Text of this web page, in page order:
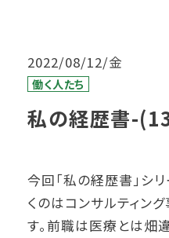
2022/08/12/金
働く人たち
私の経歴書-
今回 「私の経歴書」 シ
くのはコンサルティン
す。前職は医療とは畑